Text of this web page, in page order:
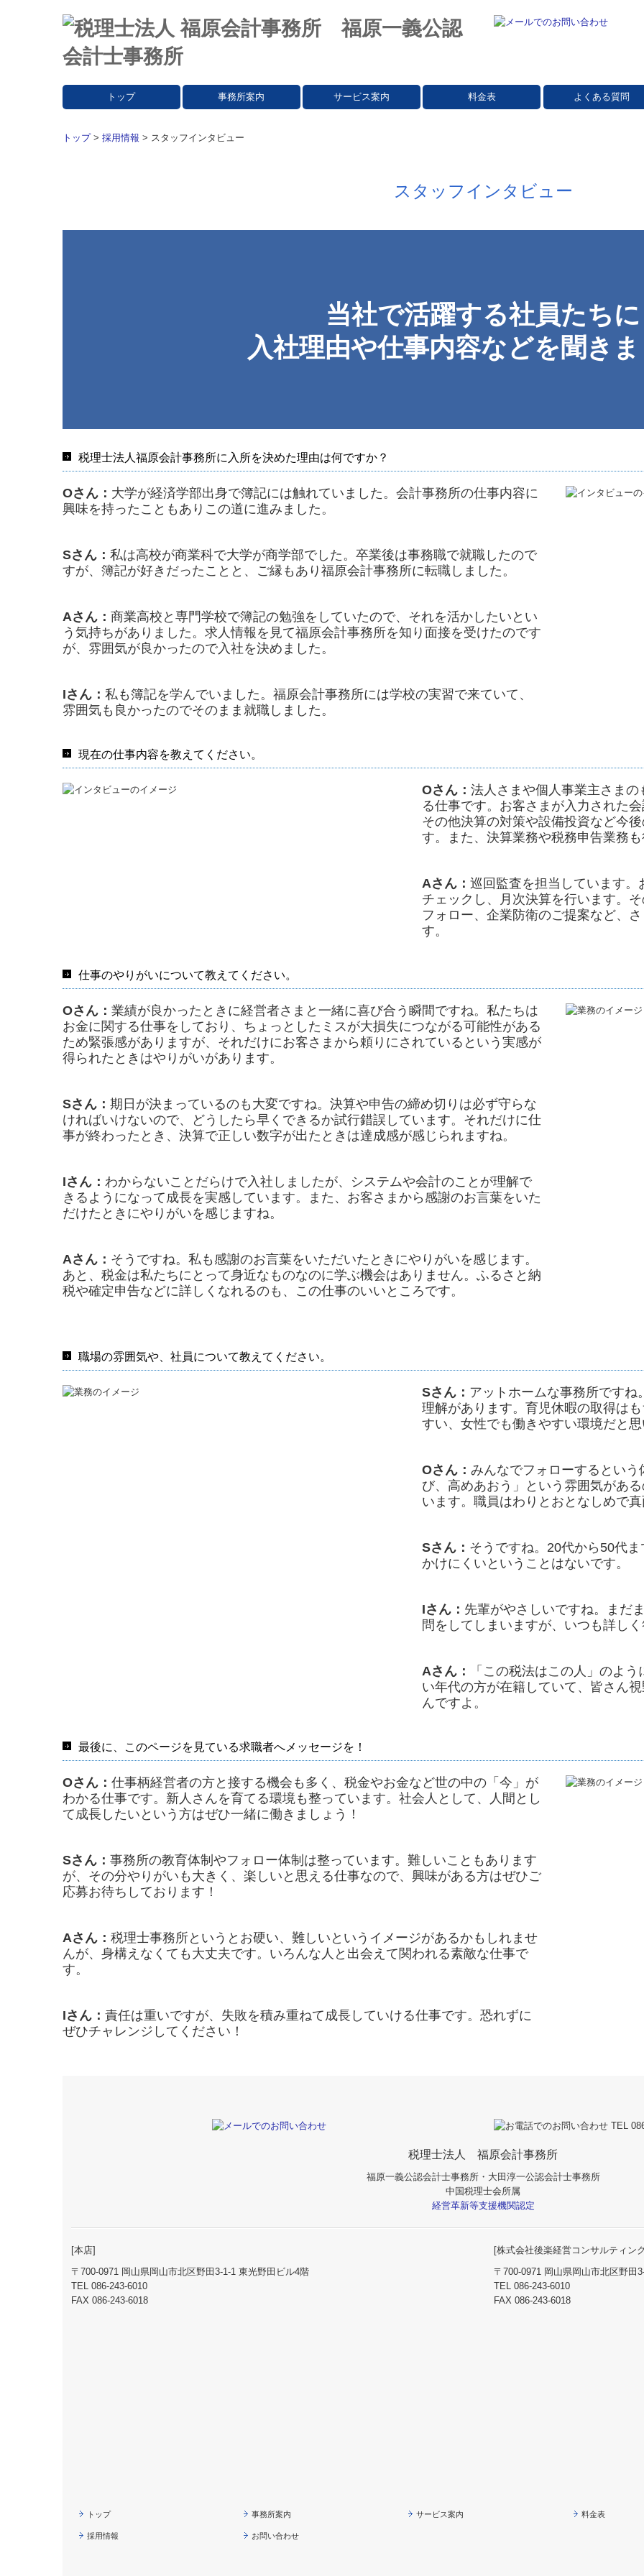
トップ 事務所案内 サービス案内 料金表 よくある質問
トップ> 採用情報 > スタッフインタビュー
スタッフインタビュー
当社で活躍する社員たちに
入社理由や仕事内容などを聞き
税理士法人福原会計事務所に入所を決めた理由は何ですか？
Oさん： 大学が経済学部出身で簿記には触れていました。会計事務所の仕事内容に
興味を持ったこともありこの道に進みました。
Sさん： 私は高校が商業科で大学が商学部でした。卒業後は事務職で就職したので
すが、簿記が好きだったことと、ご縁もあり福原会計事務所に転職しました。
Aさん： 商業高校と専門学校で簿記の勉強をしていたので、それを活かしたいとい
う気持ちがありました。求人情報を見て福原会計事務所を知り面接を受けたのです
が、雰囲気が良かったので入社を決めました。
Iさん： 私も簿記を学んでいました。福原会計事務所には学校の実習で来ていて、
雰囲気も良かったのでそのまま就職しました。
現在の仕事内容を教えてください。
Oさん： 法人さまや個人事業主さま
る仕事です。お客さまが入力された
その他決算の対策や設備投資など今
す。また、決算業務や税務申告業務
Aさん： 巡回監査を担当しています
チェックし、月次決算を行います。
フォロー、企業防衛のご提案など、
す。
仕事のやりがいについて教えてください。
Oさん： 業績が良かったときに経営者さまと一緒に喜び合う瞬間ですね。私たちは
お金に関する仕事をしており、ちょっとしたミスが大損失につながる可能性がある
ため緊張感がありますが、それだけにお客さまから頼りにされているという実感が
得られたときはやりがいがあります。
Sさん： 期日が決まっているのも大変ですね。決算や申告の締め切りは必ず守らな
ければいけないので、どうしたら早くできるか試行錯誤しています。それだけに仕
事が終わったとき、決算で正しい数字が出たときは達成感が感じられますね。
Iさん： わからないことだらけで入社しましたが、システムや会計のことが理解で
きるようになって成長を実感しています。また、お客さまから感謝のお言葉をいた
だけたときにやりがいを感じますね。
Aさん： そうですね。私も感謝のお言葉をいただいたときにやりがいを感じます。
あと、税金は私たちにとって身近なものなのに学ぶ機会はありません。ふるさと納
税や確定申告などに詳しくなれるのも、この仕事のいいところです。
職場の雰囲気や、社員について教えてください。
Sさん： アットホームな事務所です
理解があります。育児休暇の取得は
すい、女性でも働きやすい環境だと
Oさん： みんなでフォローするとい
び、高めあおう」という雰囲気があ
います。職員はわりとおとなしめで
Sさん： そうですね。20代から50代
かけにくいということはないです。
Iさん： 先輩がやさしいですね。まだ
問をしてしまいますが、いつも詳し
Aさん：
「この税法はこの人」のよ
い年代の方が在籍していて、皆さん
んですよ。
最後に、このページを見ている求職者へメッセージを！
Oさん： 仕事柄経営者の方と接する機会も多く、税金やお金など世の中の「今」が
わかる仕事です。新人さんを育てる環境も整っています。社会人として、人間とし
て成長したいという方はぜひ一緒に働きましょう！
Sさん： 事務所の教育体制やフォロー体制は整っています。難しいこともあります
が、その分やりがいも大きく、楽しいと思える仕事なので、興味がある方はぜひご
応募お待ちしております！
Aさん： 税理士事務所というとお硬い、難しいというイメージがあるかもしれませ
んが、身構えなくても大丈夫です。いろんな人と出会えて関われる素敵な仕事で
す。
Iさん： 責任は重いですが、失敗を積み重ねて成長していける仕事です。恐れずに
ぜひチャレンジしてください！
税理士法人 福原会計事務所
福原一義公認会計士事務所・大田淳一公認会計士事務所
中国税理士会所属
経営革新等支援機関認定
[本店]
〒700-0971 岡山県岡山市北区野田3-1-1 東光野田ビル4階
TEL 086-243-6010
FAX 086-243-6018
[株式会社後楽経営コンサルティン
〒700-0971 岡山県岡山市北区野田
TEL 086-243-6010
FAX 086-243-6018
トップ 事務所案内 サービス案内 料金表
採用情報 お問い合わせ